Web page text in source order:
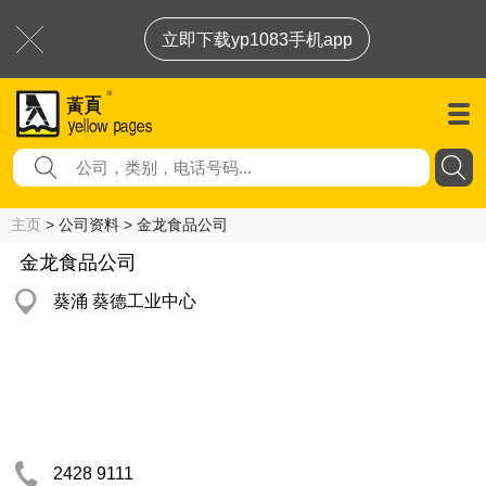
立即下载yp1083手机app
主页 > 公司资料 > 金龙食品公司
金龙食品公司
葵涌 葵德工业中心
2428 9111